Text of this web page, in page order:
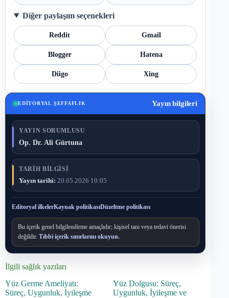
Diğer paylaşım seçenekleri
Reddit Gmail
Blogger Hatena
Diigo Xing
EDITORYAL ŞEFFAFLIK Yayın bilgileri
YAYIN SORUMLUSU
Op. Dr. Ali Gürtuna
TARIH BILGISI
Yayın tarihi: 20.05.2026 10:05
Editoryal ilkelerKaynak politikasıDüzeltme politikası
Bu içerik genel bilgilendirme amaçlıdır; kişisel tanı veya tedavi önerisi
değildir. Tıbbi içerik sınırlarını okuyun.
İlgili sağlık yazıları
Yüz Germe Ameliyatı:
Süreç, Uygunluk, İyileşme
Yüz Dolgusu: Süreç,
Uygunluk, İyileşme ve